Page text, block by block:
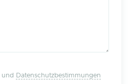
und
Datenschutzbestimmungen